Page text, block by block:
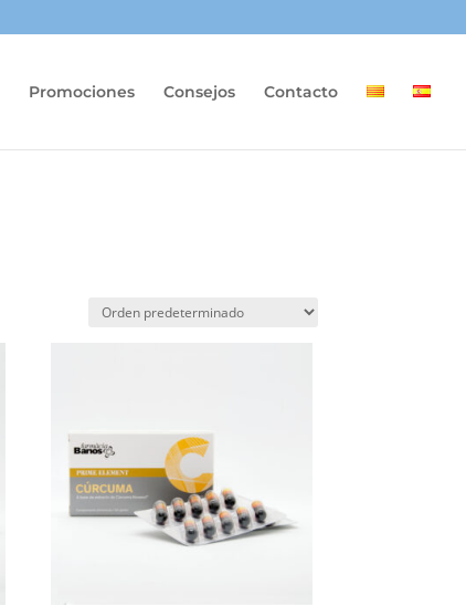
Promociones Consejos Contacto